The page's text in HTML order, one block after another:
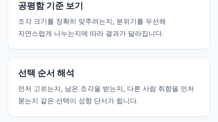
공평함 기준 보기
조각 크기를 정확히 맞추려는지, 분위기를 우선해
자연스럽게 나누는지에 따라 결과가 달라집니다.
선택 순서 해석
먼저 고르는지, 남은 조각을 받는지, 다른 사람 취향을 먼저
묻는지 같은 선택이 성향 단서가 됩니다.